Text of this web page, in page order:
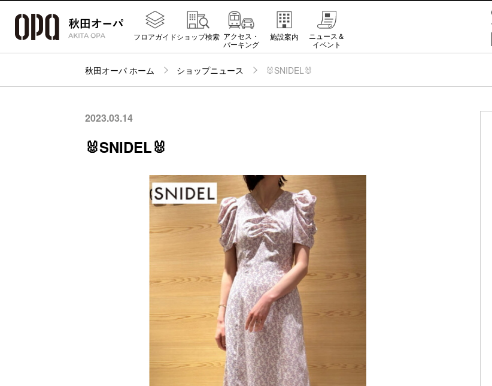
フロアガイドショップ検索 アクセス・
パーキング
施設案内
ニュース＆
イベント
秋田オーパ ホーム ショップニュース 🐰SNIDEL🐰
2023.03.14
🐰SNIDEL🐰